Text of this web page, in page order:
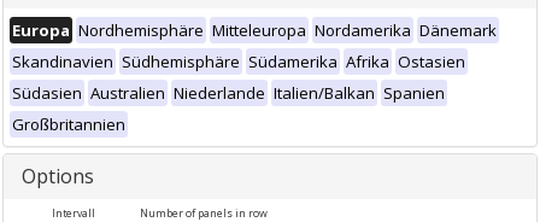
Europa Nordhemisphäre Mitteleuropa Nordamerika Dänemark
Skandinavien Südhemisphäre Südamerika Afrika Ostasien
Südasien Australien Niederlande Italien/Balkan Spanien
Großbritannien
Options
Intervall Number of panels in row